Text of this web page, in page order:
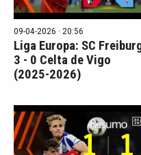
09-04-2026 · 20:56
Liga Europa: SC
3 - 0 Celta de Vigo
(2025-2026)